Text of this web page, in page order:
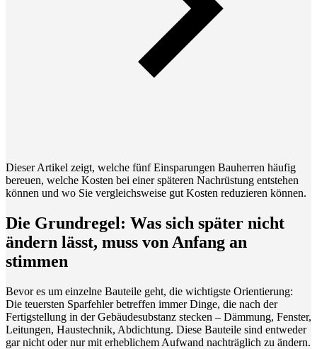
Dieser Artikel zeigt, welche fünf Einsparungen Bauherren häufig
bereuen, welche Kosten bei einer späteren Nachrüstung entstehen
können und wo Sie vergleichsweise gut Kosten reduzieren können.
Die Grundregel: Was sich später nicht
ändern lässt, muss von Anfang an
stimmen
Bevor es um einzelne Bauteile geht, die wichtigste Orientierung:
Die teuersten Sparfehler betreffen immer Dinge, die nach der
Fertigstellung in der Gebäudesubstanz stecken – Dämmung, Fenster,
Leitungen, Haustechnik, Abdichtung. Diese Bauteile sind entweder
gar nicht oder nur mit erheblichem Aufwand nachträglich zu ändern.